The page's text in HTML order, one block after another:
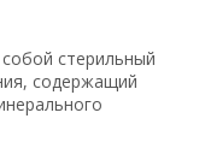
стерильный
содержащий